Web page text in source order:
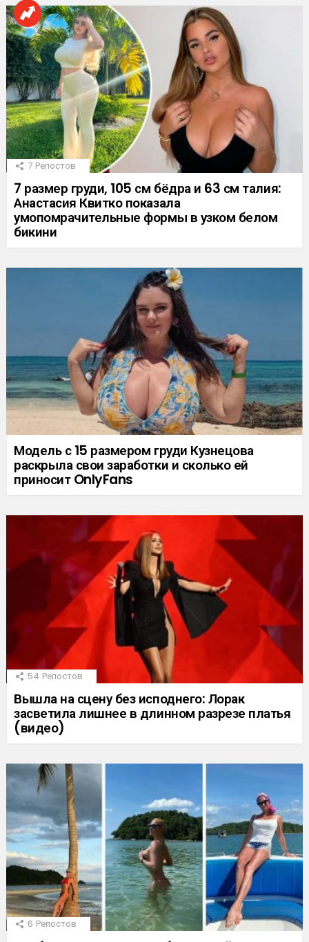
7 Репостов
7 размер груди, 105 см бёдра и 63 см талия:
Анастасия Квитко показала
умопомрачительные формы в узком белом
бикини
Модель с 15 размером груди Кузнецова
раскрыла свои заработки и сколько ей
приносит OnlyFans
54 Репостов
Вышла на сцену без исподнего: Лорак
засветила лишнее в длинном разрезе платья
(видео)
6 Репостов